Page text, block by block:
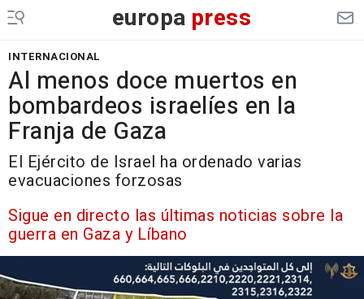
europa press
INTERNACIONAL
Al menos doce muertos en
bombardeos israelíes en la
Franja de Gaza
El Ejército de Israel ha ordenado varias
evacuaciones forzosas
Sigue en directo las últimas noticias sobre la
guerra en Gaza y Líbano